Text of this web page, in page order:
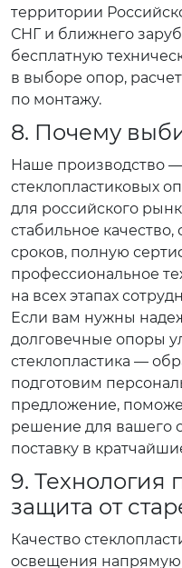
территории
СНГ и ближнего
бесплатную
в выборе опор,
по монтажу.
8. Почему
Наше производство
стеклопластиковых
для российского
стабильное
сроков, полную
профессиональное
на всех этапах
Если вам нужны
долговечные опоры
стеклопластика —
подготовим
предложение,
решение для вашего
поставку в
9. Технология
защита от
Качество
освещения напрямую